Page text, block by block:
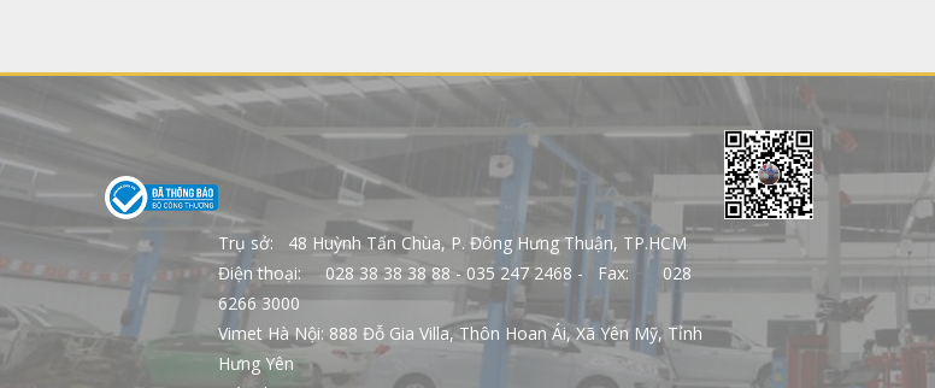
Trụ sở: 48 Huỳnh Tấn Chùa, P. Đông Hưng Thuận, TP.HCM
Điện thoại: 028 38 38 38 88 - 035 247 2468 - Fax: 028
6266 3000
Vimet Hà Nội: 888 Đỗ Gia Villa, Thôn Hoan Ái, Xã Yên Mỹ, Tỉnh
Hưng Yên